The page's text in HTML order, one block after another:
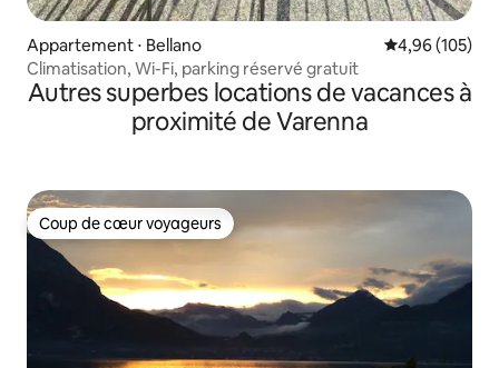
Appartement ⋅ Bellano Évaluation
4,96 (105)
Climatisation, Wi-Fi, parking réservé gratuit
Autres superbes locations de vacances à
proximité de Varenna
Coup de cœur voyageurs
Coup de cœur voyageurs